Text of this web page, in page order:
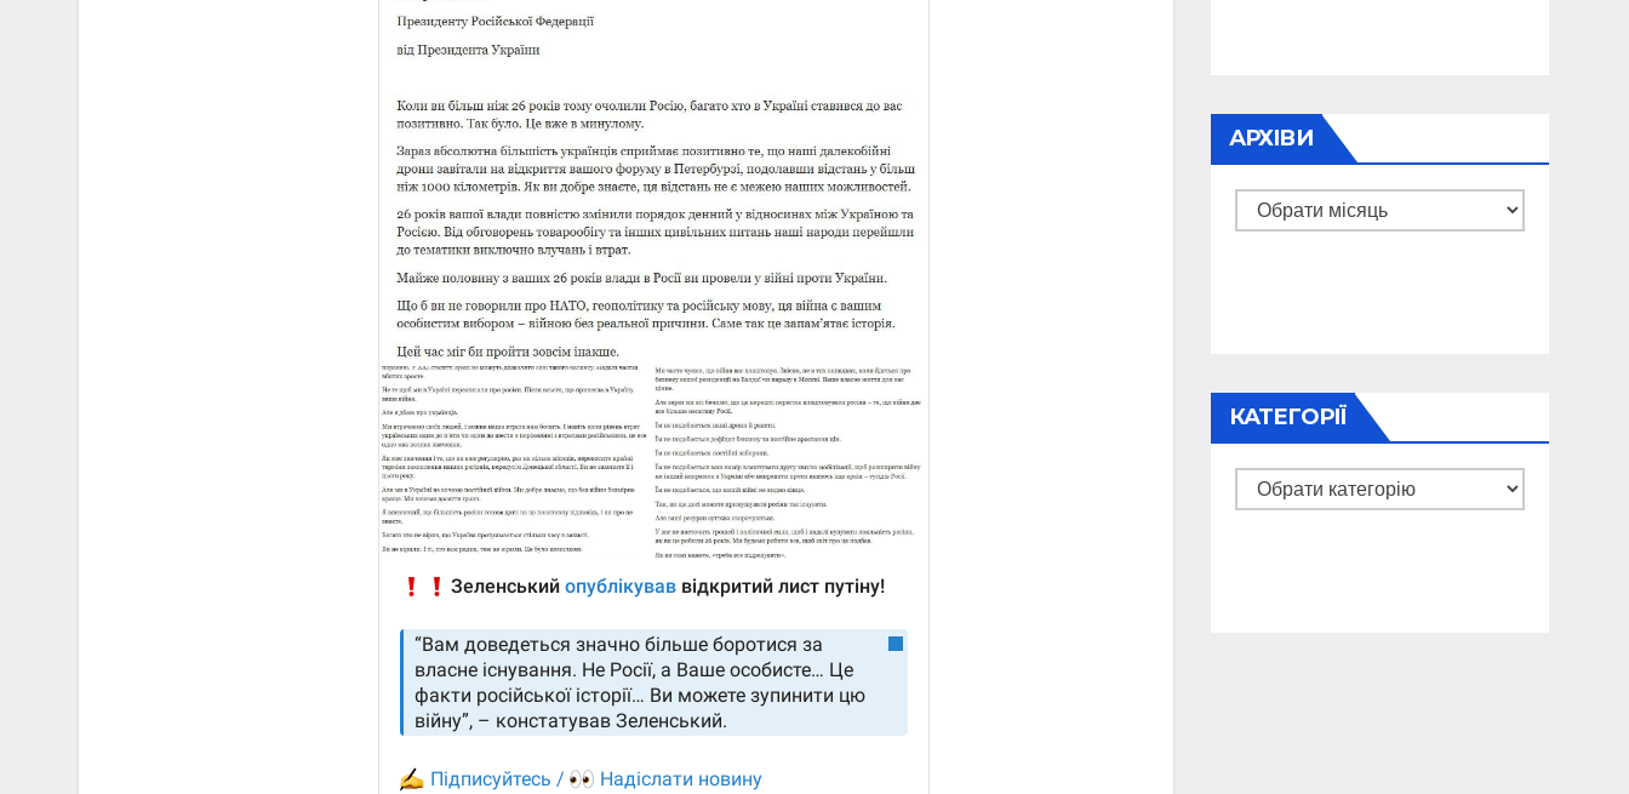
АРХІВИ
Архіви
КАТЕГОРІЇ
Категорії